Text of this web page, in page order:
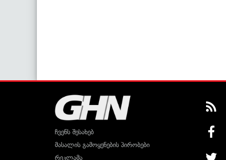
ჩვენს შესახებ
მასალის გამოყენების პირობები
რეკლამა